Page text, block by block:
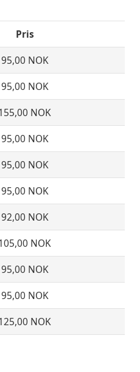
Pris
95,00 NOK
95,00 NOK
NOK
95,00 NOK
95,00 NOK
95,00 NOK
92,00 NOK
NOK
95,00 NOK
95,00 NOK
NOK